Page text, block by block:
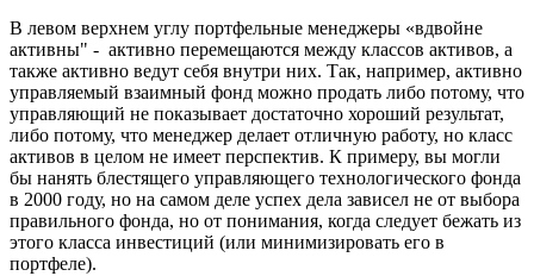
В левом верхнем углу портфельные менеджеры «вдвойне
активны" - активно перемещаются между классов активов, а
также активно ведут себя внутри них. Так, например, активно
управляемый взаимный фонд можно продать либо потому, что
управляющий не показывает достаточно хороший результат,
либо потому, что менеджер делает отличную работу, но класс
активов в целом не имеет перспектив. К примеру, вы могли
бы нанять блестящего управляющего технологического фонда
в 2000 году, но на самом деле успех дела зависел не от выбора
правильного фонда, но от понимания, когда следует бежать из
этого класса инвестиций (или минимизировать его в
портфеле).